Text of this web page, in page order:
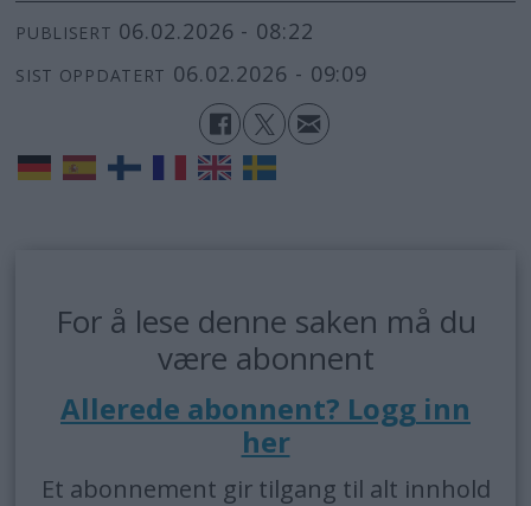
PUBLISERT 06.02.2026 - 08:22
SIST OPPDATERT 06.02.2026 - 09:09
For å lese denne saken må du
være abonnent
Allerede abonnent? Logg inn
her
Et abonnement gir tilgang til alt innhold